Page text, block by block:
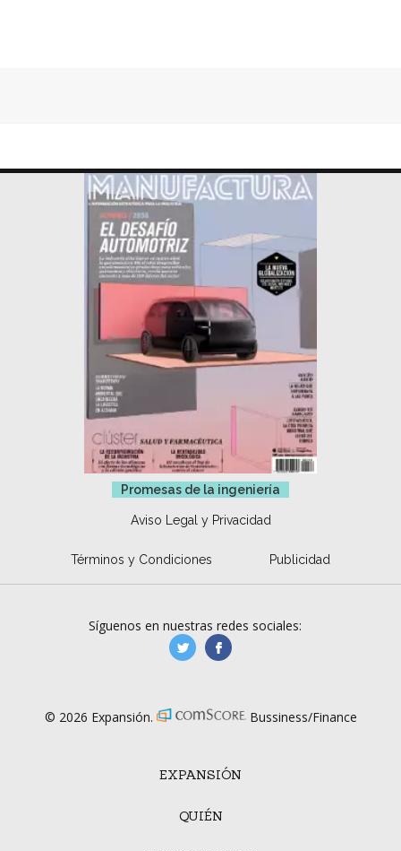
Promesas de la ingeniería
Aviso Legal y Privacidad
Términos y Condiciones Publicidad
EXPANSIÓN
QUIÉN
Síguenos en nuestras redes sociales:
manufacturaGE
© 2026 Expansión. Bussiness/Finance